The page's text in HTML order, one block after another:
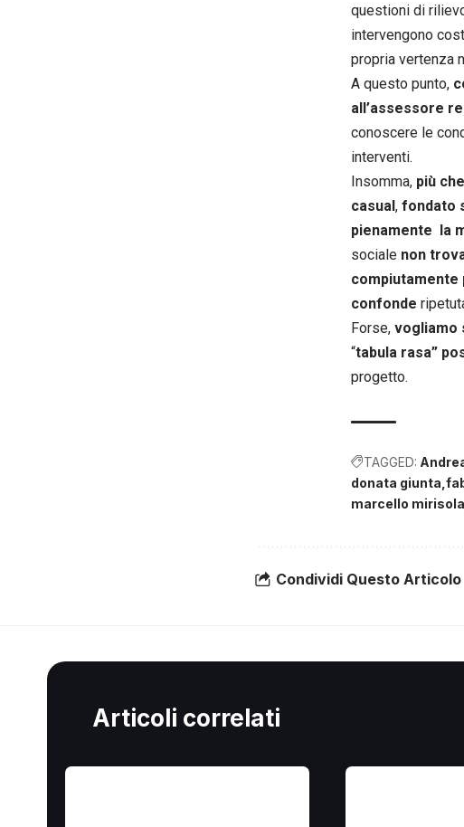
questioni di
intervengono
propria vertenza
A questo punto,
all’assessore
conoscere le
interventi.
Insomma, più
casual, fondato
pienamente la
sociale non
confonde
Forse, vogliamo
“tabula rasa”
progetto.
TAGGED:
donata giunta
marcello mirisola
Condividi Questo Articolo
Articoli correlati